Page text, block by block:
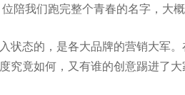
陪我们跑完整个青春的名字，大概
状态的，是各大品牌的营销大军
究竟如何，又有谁的创意踢进了大